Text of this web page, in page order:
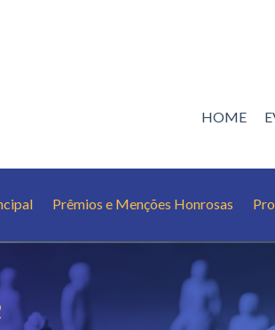
HOME
Prêmios e Menções Honrosas